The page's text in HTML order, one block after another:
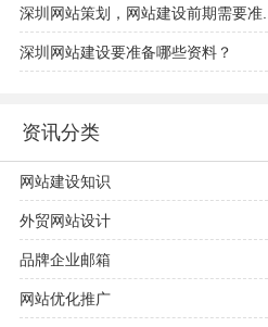
深圳网站策划，网站建设前期需要准...
深圳网站建设要准备哪些资料？
资讯分类
网站建设知识
外贸网站设计
品牌企业邮箱
网站优化推广